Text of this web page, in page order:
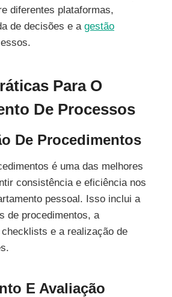
diferentes plataformas,
de decisões e a gestão
Para O
De Processos
De Procedimentos
é uma das melhores
consistência e eficiência nos
pessoal. Isso inclui a
de procedimentos, a
e a realização de
E Avaliação